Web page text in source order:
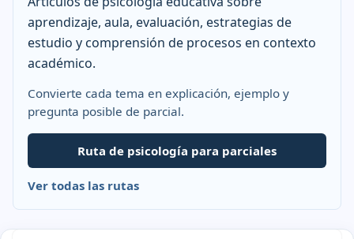
aprendizaje, aula, evaluación, estrategias de
estudio y comprensión de procesos en contexto
académico.
Convierte cada tema en explicación, ejemplo y
pregunta posible de parcial.
Ruta de psicología para parciales
Ver todas las rutas